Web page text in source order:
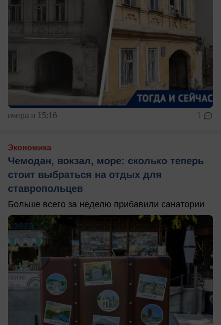
вчера в 15:16 1
Экономика
Чемодан, вокзал, море: сколько теперь
стоит выбраться на отдых для
ставропольцев
Больше всего за неделю прибавили санатории